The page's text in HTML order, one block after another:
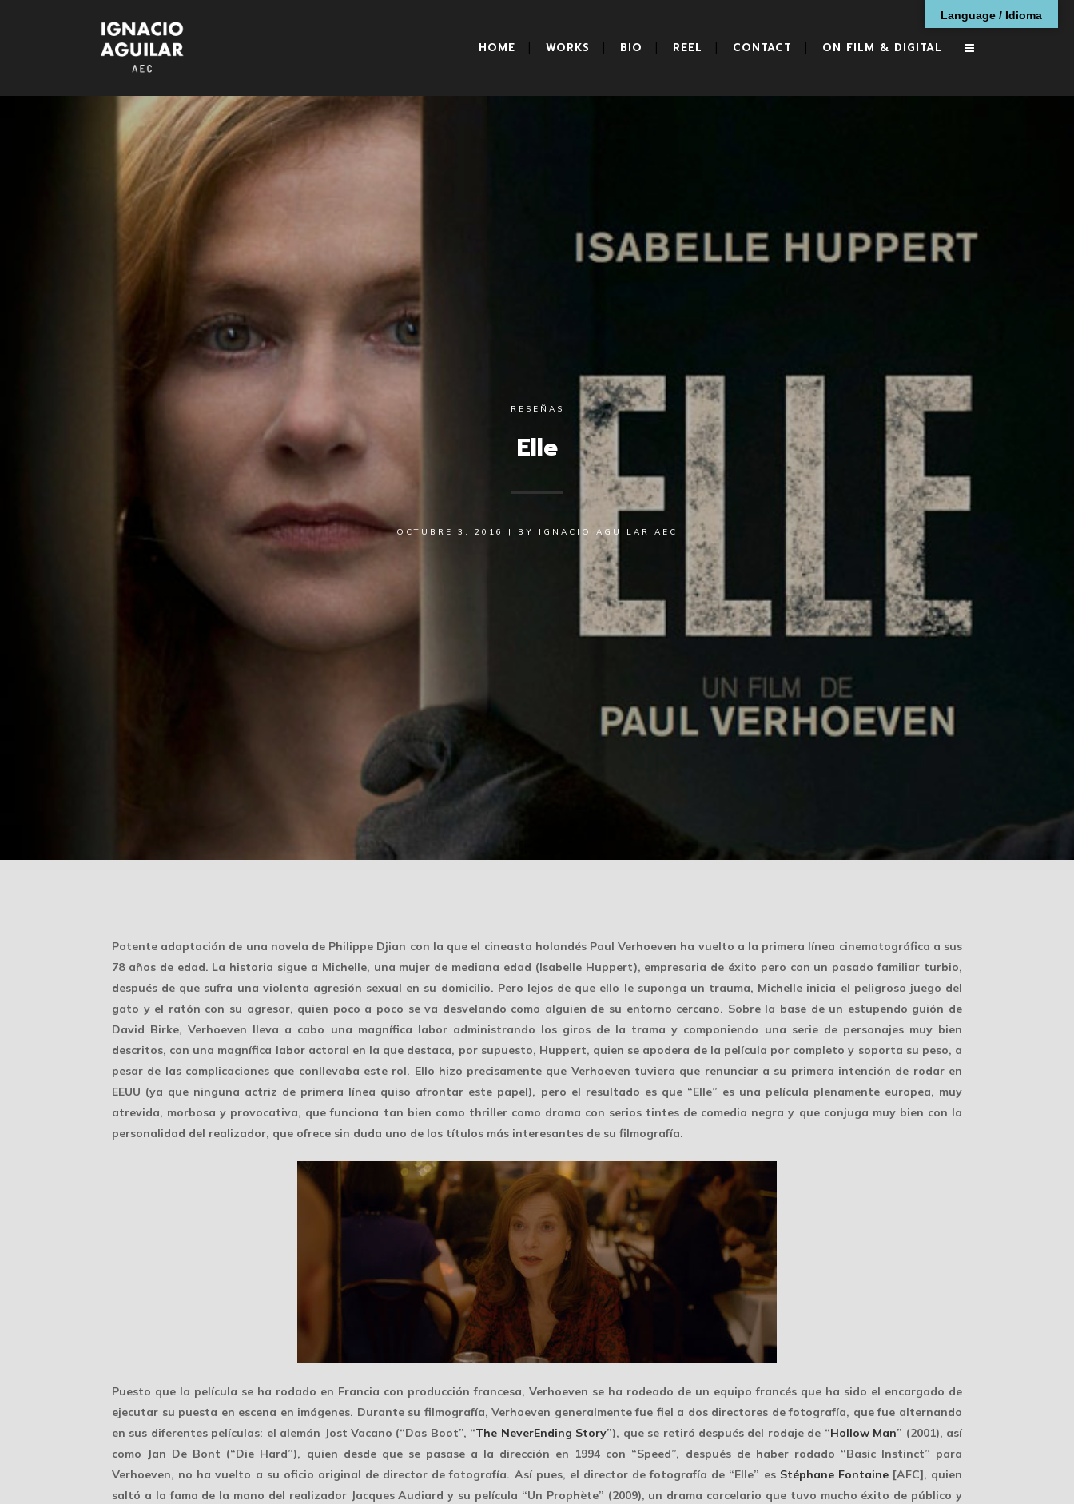
HOME WORKS BIO REEL CONTACT ON FILM & DIGITAL
RESEÑAS
Elle
OCTUBRE 3, 2016 | BY IGNACIO AGUILAR AEC
Potente adaptación de una novela de Philippe Djian con la que el cineasta holandés Paul Verhoeven ha vuelto a la primera línea cinematográfica a sus
78 años de edad. La historia sigue a Michelle, una mujer de mediana edad (Isabelle Huppert), empresaria de éxito pero con un pasado familiar turbio,
después de que sufra una violenta agresión sexual en su domicilio. Pero lejos de que ello le suponga un trauma, Michelle inicia el peligroso juego del
gato y el ratón con su agresor, quien poco a poco se va desvelando como alguien de su entorno cercano. Sobre la base de un estupendo guión de
David Birke, Verhoeven lleva a cabo una magnífica labor administrando los giros de la trama y componiendo una serie de personajes muy bien
descritos, con una magnífica labor actoral en la que destaca, por supuesto, Huppert, quien se apodera de la película por completo y soporta su peso, a
pesar de las complicaciones que conllevaba este rol. Ello hizo precisamente que Verhoeven tuviera que renunciar a su primera intención de rodar en
EEUU (ya que ninguna actriz de primera línea quiso afrontar este papel), pero el resultado es que “Elle” es una película plenamente europea, muy
atrevida, morbosa y provocativa, que funciona tan bien como thriller como drama con serios tintes de comedia negra y que conjuga muy bien con la
personalidad del realizador, que ofrece sin duda uno de los títulos más interesantes de su filmografía.
Puesto que la película se ha rodado en Francia con producción francesa, Verhoeven se ha rodeado de un equipo francés que ha sido el encargado de
ejecutar su puesta en escena en imágenes. Durante su filmografía, Verhoeven generalmente fue fiel a dos directores de fotografía, que fue alternando
en sus diferentes películas: el alemán Jost Vacano (“Das Boot”, “The NeverEnding Story”), que se retiró después del rodaje de “Hollow Man” (2001), así
como
Jan De Bont (“Die Hard”), quien desde que se pasase a la dirección en 1994 con “Speed”, después de haber rodado “Basic Instinct” para
Verhoeven, no ha vuelto a su oficio original de director de fotografía. Así pues, el director de fotografía de “Elle” es Stéphane Fontaine[AFC], quien
saltó a la fama de la mano del realizador Jacques Audiard y su película “Un Prophète” (2009), un drama carcelario que tuvo mucho éxito de público y
Language / Idioma